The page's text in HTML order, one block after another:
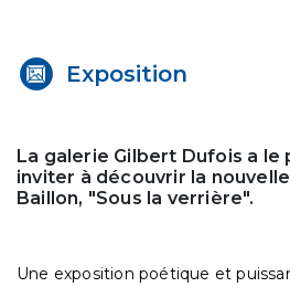
Exposition
La galerie Gilbert Dufois a le
inviter à découvrir la
Baillon, "Sous la verrière".
Une exposition poétique et